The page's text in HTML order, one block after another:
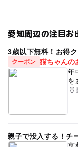
愛知周辺の注目お
3歳以下無料！お得
クーポン 猫ちゃんの
年
を
親子で没入する！チ
京